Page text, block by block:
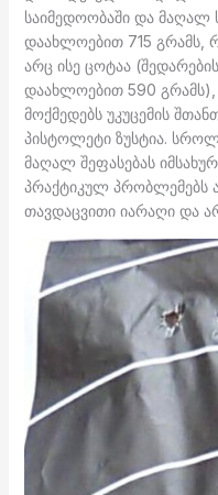
საიმედოობაში და მაღალ
დაახლოებით 715 გრამს,
არც ისე ცოტაა
დაახლოებით 590 გრამს),
მოქმედებს უკუცემის
პისტოლეტი ზუსტია.
მაღალ შეფასებას
პრაქტიკულ პრობლემებს
თავდაცვითი იარაღი და